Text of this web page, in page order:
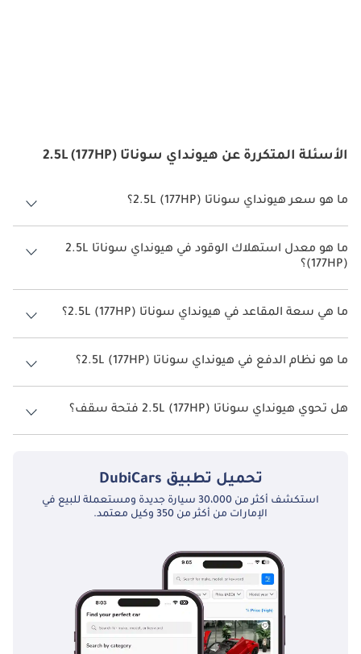
الأسئلة المتكررة عن هيونداي سوناتا 2.5L (177HP)
ما هو سعر هيونداي سوناتا 2.5L (177HP)؟
سعر هيونداي سوناتا 2.5L (177HP) هو درهم 115,000.
ما هو معدل استهلاك الوقود في هيونداي سوناتا 2.5L
(177HP)؟
يبلغ معدل استهلاك الوقود المقترح من الشركة المصنعة لسيارة هيونداي
سوناتا 2026 من 12 كم/ليتر - 13 كم/ليتر.
ما هي سعة المقاعد في هيونداي سوناتا 2.5L (177HP)؟
تتسع هيونداي سوناتا 2.5L (177HP) لأ 5 أشخاص.
ما هو نظام الدفع في هيونداي سوناتا 2.5L (177HP)؟
نظام الدفع في هيونداي سوناتا Front Wheel Drive 2.5L (177HP).
هل تحوي هيونداي سوناتا 2.5L (177HP) فتحة سقف؟
نعم توفر هيونداي سوناتا 2.5L (177HP) فتحة السقف كخيار.
تحميل تطبيق DubiCars
استكشف أكثر من 30،000 سيارة جديدة ومستعملة للبيع في
الإمارات من أكثر من 350 وكيل معتمد.